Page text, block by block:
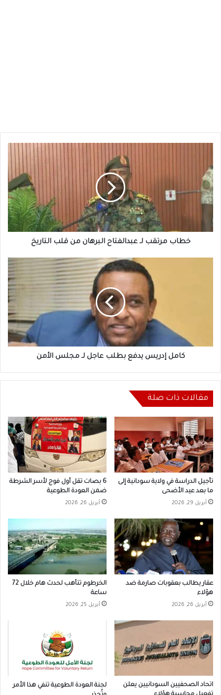
لـ
عبدالفتاح
البرهان
من
التاريخ
خطاب مرتقب لـ عبدالفتاح البرهان من قلب التاريخ
كامل إدريس يدفع بطلب عاجل لـ مجلس الأمن
مقالات ذات صلة
تأجيل الدراسة في ولاية سودانية إلى
ما بعد عيد الأضحى
أبريل 29, 2026
6 بصات تقل أول فوج لأسر الشرطة
ضمن العودة الطوعية
أبريل 26, 2026
عقار يطالب بعقوبات صارمة ضد
هؤلاء
أبريل 26, 2026
الخرطوم تتأهب لحدث هام خلال 72
ساعة
أبريل 25, 2026
اتحاد الصحفيين السودانيين يعلن
لجنة العودة الطوعية تنفي هذا الأمر